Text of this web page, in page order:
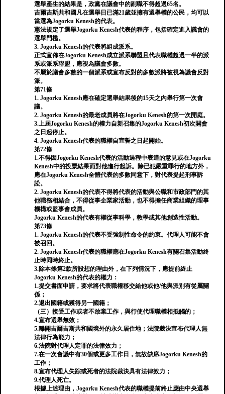
選舉產生的結果是，政黨在議會中的副職不得超過65名。
吉爾吉斯共和國凡在選舉日已滿21歲並擁有選舉權的公民，均可以
當選為Jogorku Kenesh的代表。
憲法規定了選舉Jogorku Kenesh代表的程序，包括確定進入議會的
選舉門檻。
3. Jogorku Kenesh的代表將組成派系。
正式宣佈在Jogorku Kenesh成立派系聯盟且代表職權超過一半的派
系或派系聯盟，應視為議會多數。
不屬於議會多數的一個派系或宣布反對的多數派將被視為議會反對
派。
第71條
1. Jogorku Kenesh應在確定選舉結果後的15天之內舉行第一次會
議。
2. Jogorku Kenesh的最老成員將在Jogorku Kenesh的第一次開庭。
3.上屆Jogorku Kenesh的權力自新召集的Jogorku Kenesh初次開會
之日起停止。
4. Jogorku Kenesh代表的職權自宣誓之日起開始。
第72條
1.不得因Jogorku Kenesh代表的活動過程中表達的意見或在Jogorku
Kenesh中的投票結果而對他進行起訴。除已犯嚴重罪行的地方外，
應在Jogorku Kenesh全體代表的多數同意下，對代表提起刑事訴
訟。
2. Jogorku Kenesh的代表不得將代表的活動與公職和市政部門的其
他職務相結合，不得從事企業家活動，也不得擔任商業組織的理事
機構或監事會成員。
Jogorku Kenesh的代表有權從事科學，教學或其他創造性活動。
第73條
1. Jogorku Kenesh的代表不受強制性命令的約束。代理人可能不會
被召回。
2. Jogorku Kenesh代表的職權應在Jogorku Kenesh有關召集活動終
止時同時終止。
3.除本條第2款所設想的理由外，在下列情況下，應提前終止
Jogorku Kenesh的代表的權力：
1.提交書面申請，要求將代表職權移交給他或他/他與派別有從屬關
係；
2.退出國籍或獲得另一國籍；
（三）接受工作或者不放棄工作，與行使代理職權相抵觸的；
4.宣布選舉無效；
5.離開吉爾吉斯共和國境外的永久居住地；法院裁決宣布代理人無
法律行為能力；
6.法院對代理人定罪的法律效力；
7.在一次會議中有30個或更多工作日，無故缺席Jogorku Kenesh的
工作；
8.宣布代理人失踪或死者的法院裁決具有法律效力；
9.代理人死亡。
根據上述理由，Jogorku Kenesh代表的職權提前終止應由中央選舉